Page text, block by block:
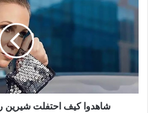
كيف
احتفلت
رضا
والدتها
شاهدوا كيف احتفلت شيرين